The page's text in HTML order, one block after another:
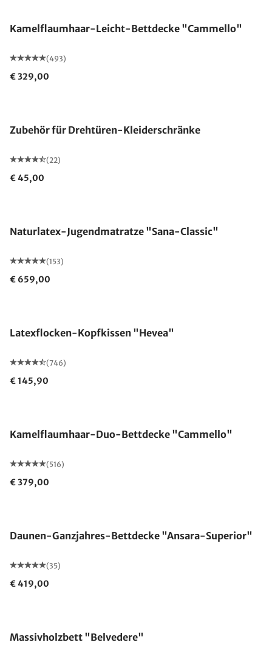
Kamelflaumhaar-Leicht-Bettdecke "Cammello"
(493)
€ 329,00
Zubehör für Drehtüren-Kleiderschränke
(22)
€ 45,00
Naturlatex-Jugendmatratze "Sana-Classic"
(153)
€ 659,00
Latexflocken-Kopfkissen "Hevea"
(746)
€ 145,90
Kamelflaumhaar-Duo-Bettdecke "Cammello"
(516)
€ 379,00
Daunen-Ganzjahres-Bettdecke "Ansara-Superior"
(35)
€ 419,00
Massivholzbett "Belvedere"